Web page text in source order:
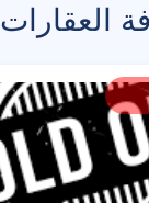
العقارات